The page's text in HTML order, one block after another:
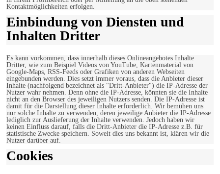
Kontaktmöglichkeiten erfolgen.
Einbindung von Diensten und
Inhalten Dritter
Es kann vorkommen, dass innerhalb dieses Onlineangebotes Inhalte
Dritter, wie zum Beispiel Videos von YouTube, Kartenmaterial von
Google-Maps, RSS-Feeds oder Grafiken von anderen Webseiten
eingebunden werden. Dies setzt immer voraus, dass die Anbieter dieser
Inhalte (nachfolgend bezeichnet als "Dritt-Anbieter") die IP-Adresse der
Nutzer wahr nehmen. Denn ohne die IP-Adresse, könnten sie die Inhalte
nicht an den Browser des jeweiligen Nutzers senden. Die IP-Adresse ist
damit für die Darstellung dieser Inhalte erforderlich. Wir bemühen uns
nur solche Inhalte zu verwenden, deren jeweilige Anbieter die IP-Adresse
lediglich zur Auslieferung der Inhalte verwenden. Jedoch haben wir
keinen Einfluss darauf, falls die Dritt-Anbieter die IP-Adresse z.B. für
statistische Zwecke speichern. Soweit dies uns bekannt ist, klären wir die
Nutzer darüber auf.
Cookies